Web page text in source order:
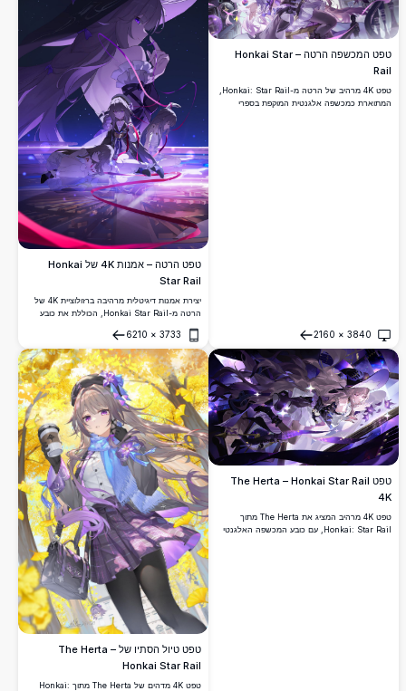
טפט המכשפה הרטה – Honkai Star
Rail
טפט 4K מרהיב של הרטה מ-Honkai: Star Rail,
המתוארת כמכשפה אלגנטית המוקפת בספרי
3840
×
2160
פתח
טפט הרטה – אמנות 4K של Honkai
Star Rail
יצירת אמנות דיגיטלית מרהיבה ברזולוציית 4K של
הרטה מ-Honkai Star Rail, הכוללת את כובע
הסגולים והתלבושת הלבנה האלגנטית תחת שמי
לילה כוכביים עם סרטים קסומים מנצנצים.
3733
×
6210
פתח
טפט The Herta – Honkai Star Rail
4K
טפט 4K מרהיב המציג את The Herta מתוך
Honkai: Star Rail, עם כובע המכשפה האלגנטי
טפט טיול הסתיו של The Herta –
Honkai Star Rail
טפט 4K מדהים של The Herta מתוך Honkai: